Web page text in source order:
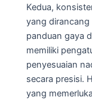
Kedua,
yang
panduan gaya
memiliki
penyesuaian
secara presisi.
yang